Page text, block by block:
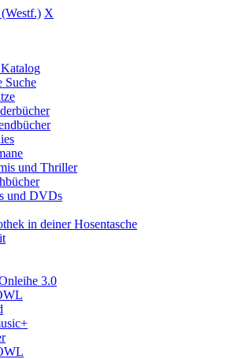
X
Suche
und Thriller
und DVDs
in deiner Hosentasche
3.0